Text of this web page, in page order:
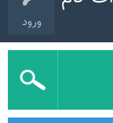
ورود